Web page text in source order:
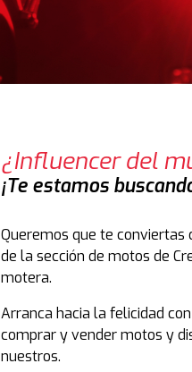
¿Influencer del
¡Te estamos
Queremos que te conviertas
de la sección de motos de
motera.
Arranca hacia la felicidad
comprar y vender motos y
nuestros.